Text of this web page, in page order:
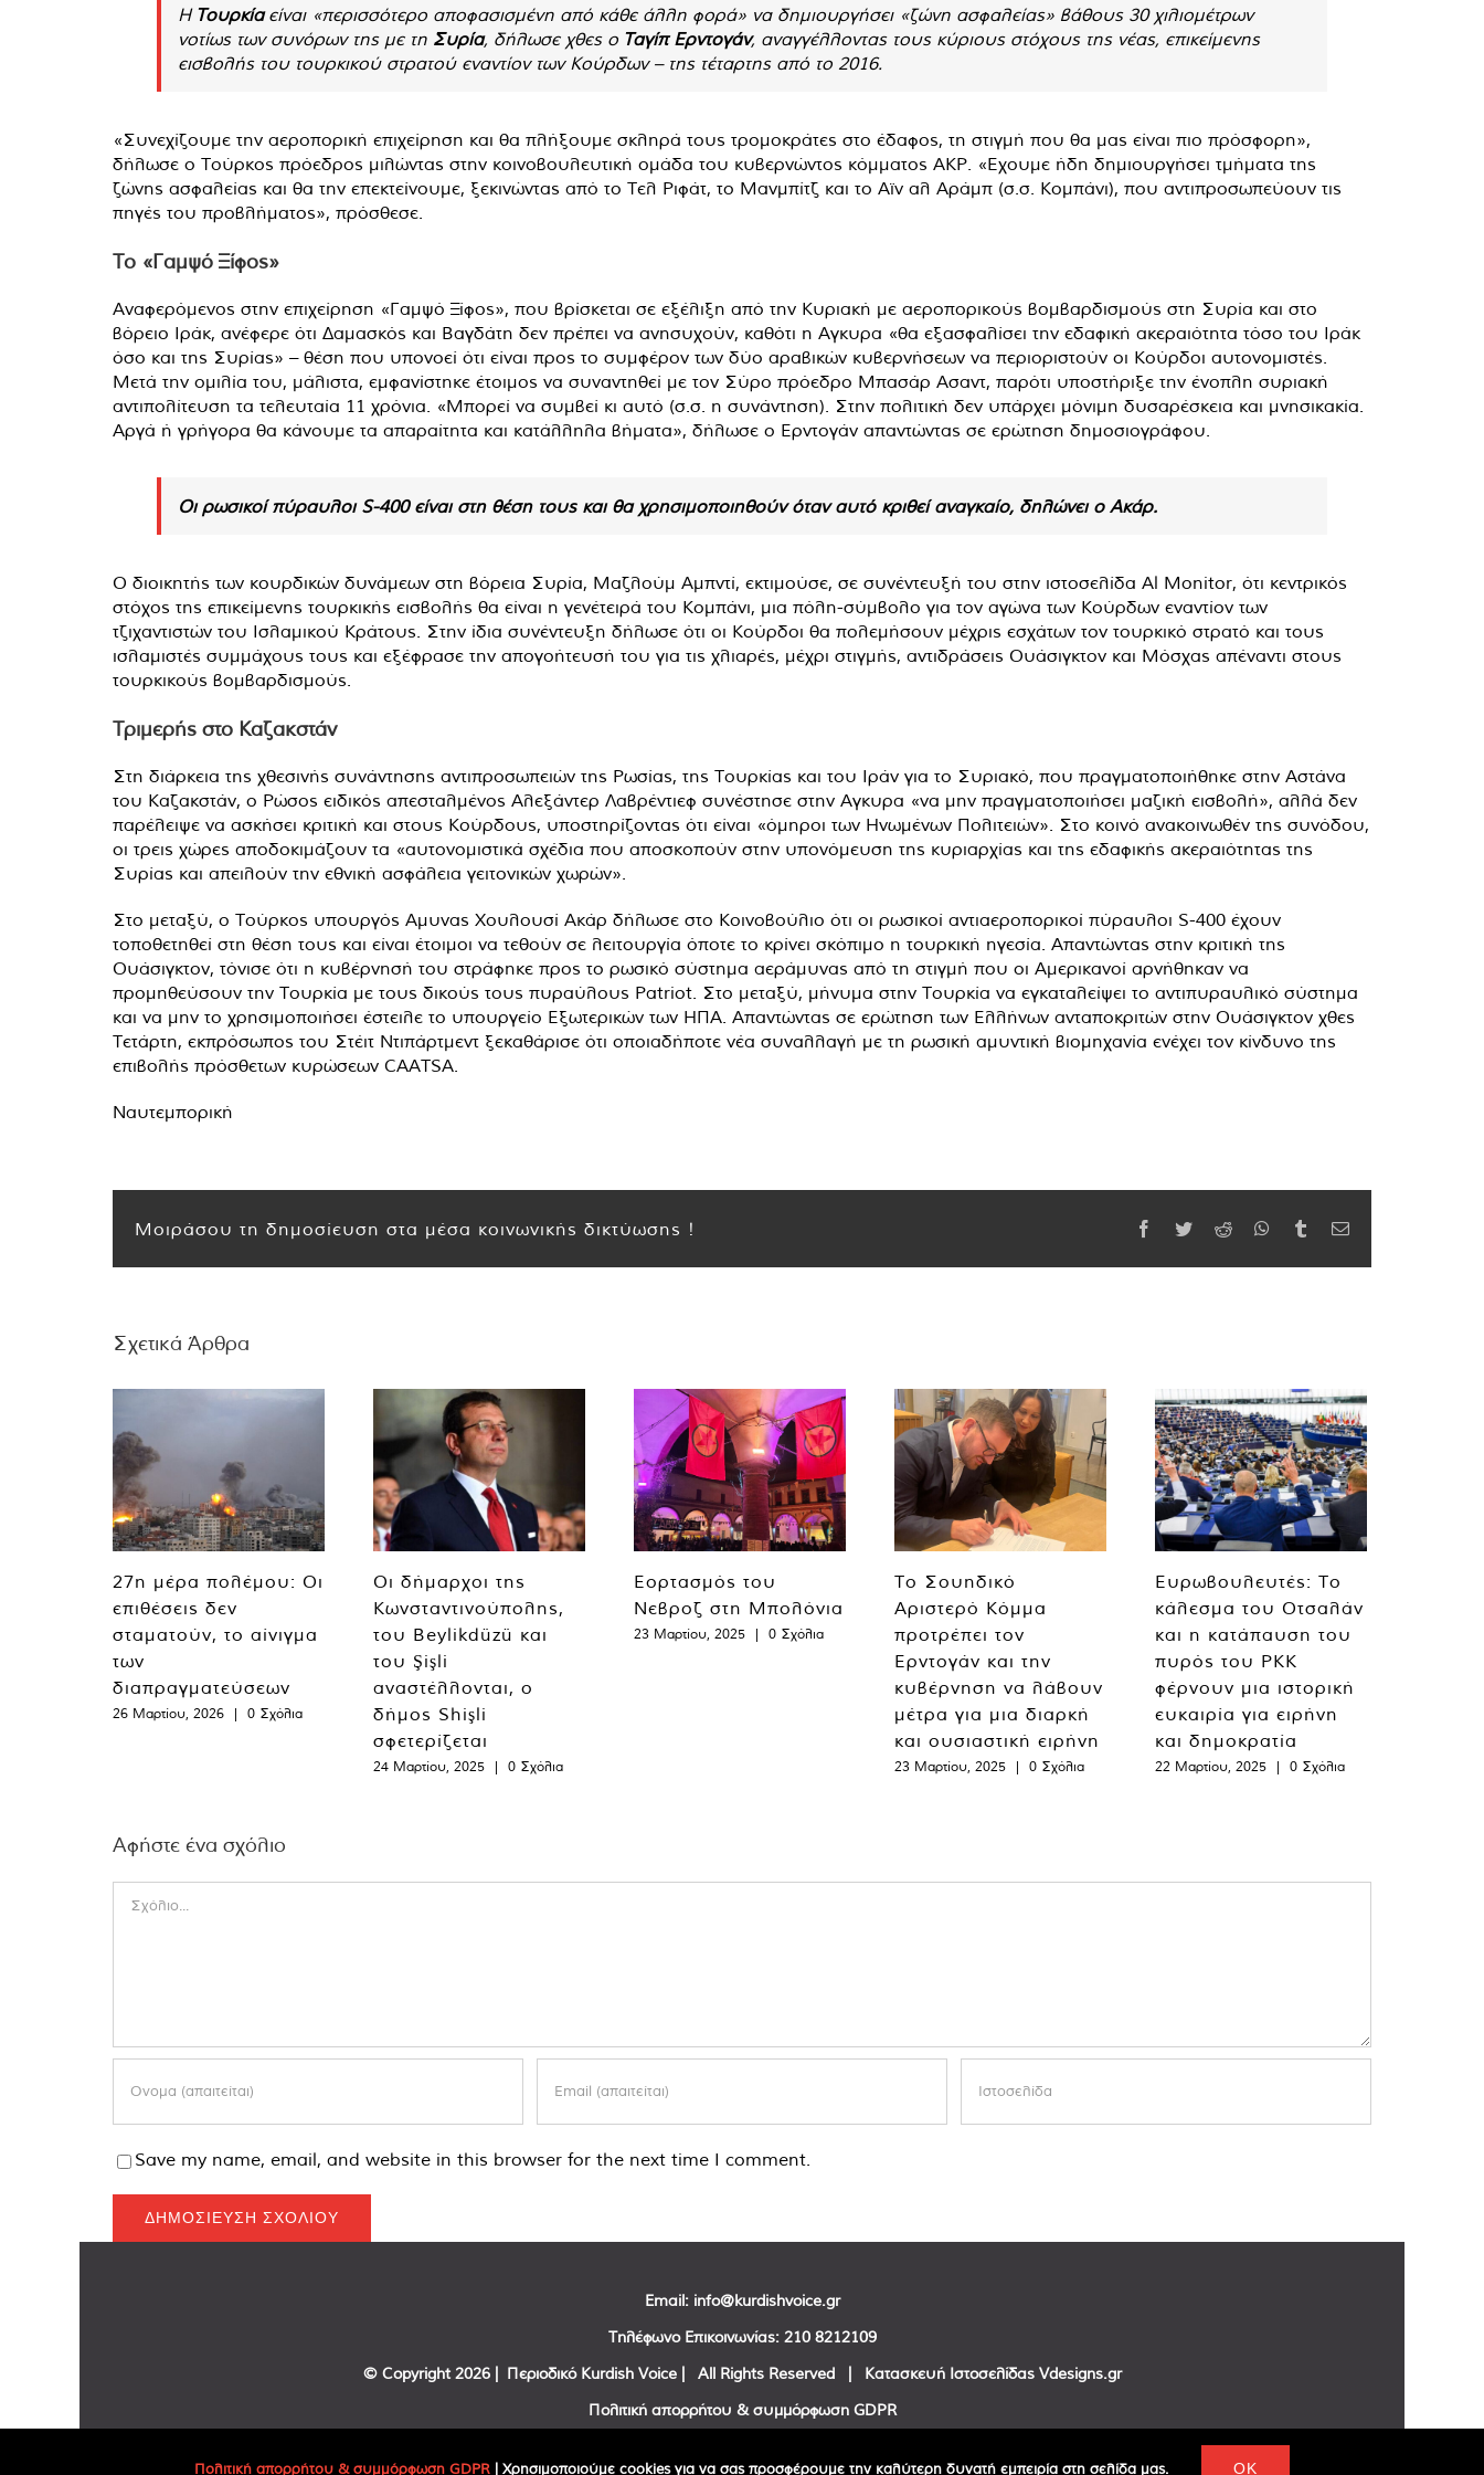
Η Τουρκίαείναι «περισσότερο αποφασισμένη από κάθε άλλη φορά» να δημιουργήσει «ζώνη ασφαλείας» βάθους 30 χιλιομέτρων
νοτίως των συνόρων της με τη Συρία, δήλωσε χθες ο Ταγίπ Ερντογάν, αναγγέλλοντας τους κύριους στόχους της νέας, επικείμενης
εισβολής του τουρκικού στρατού εναντίον των Κούρδων – της τέταρτης από το 2016.
«Συνεχίζουμε την αεροπορική επιχείρηση και θα πλήξουμε σκληρά τους τρομοκράτες στο έδαφος, τη στιγμή που θα μας είναι πιο πρόσφορη»,
δήλωσε ο Τούρκος πρόεδρος μιλώντας στην κοινοβουλευτική ομάδα του κυβερνώντος κόμματος ΑΚΡ. «Εχουμε ήδη δημιουργήσει τμήματα της
ζώνης ασφαλείας και θα την επεκτείνουμε, ξεκινώντας από το Τελ Ριφάτ, το Μανμπίτζ και το Αϊν αλ Αράμπ (σ.σ. Κομπάνι), που αντιπροσωπεύουν τις
πηγές του προβλήματος», πρόσθεσε.
Το «Γαμψό Ξίφος»
Αναφερόμενος στην επιχείρηση «Γαμψό Ξίφος», που βρίσκεται σε εξέλιξη από την Κυριακή με αεροπορικούς βομβαρδισμούς στη Συρία και στο
βόρειο Ιράκ, ανέφερε ότι Δαμασκός και Βαγδάτη δεν πρέπει να ανησυχούν, καθότι η Αγκυρα «θα εξασφαλίσει την εδαφική ακεραιότητα τόσο του Ιράκ
όσο και της Συρίας» – θέση που υπονοεί ότι είναι προς το συμφέρον των δύο αραβικών κυβερνήσεων να περιοριστούν οι Κούρδοι αυτονομιστές.
Μετά την ομιλία του, μάλιστα, εμφανίστηκε έτοιμος να συναντηθεί με τον Σύρο πρόεδρο Μπασάρ Ασαντ, παρότι υποστήριξε την ένοπλη συριακή
αντιπολίτευση τα τελευταία 11 χρόνια. «Μπορεί να συμβεί κι αυτό (σ.σ. η συνάντηση). Στην πολιτική δεν υπάρχει μόνιμη δυσαρέσκεια και μνησικακία.
Αργά ή γρήγορα θα κάνουμε τα απαραίτητα και κατάλληλα βήματα», δήλωσε ο Ερντογάν απαντώντας σε ερώτηση δημοσιογράφου.
Οι ρωσικοί πύραυλοι S-400 είναι στη θέση τους και θα χρησιμοποιηθούν όταν αυτό κριθεί αναγκαίο, δηλώνει ο Ακάρ.
Ο διοικητής των κουρδικών δυνάμεων στη βόρεια Συρία, Μαζλούμ Αμπντί, εκτιμούσε, σε συνέντευξή του στην ιστοσελίδα Al Monitor, ότι κεντρικός
στόχος της επικείμενης τουρκικής εισβολής θα είναι η γενέτειρά του Κομπάνι, μια πόλη-σύμβολο για τον αγώνα των Κούρδων εναντίον των
τζιχαντιστών του Ισλαμικού Κράτους. Στην ίδια συνέντευξη δήλωσε ότι οι Κούρδοι θα πολεμήσουν μέχρις εσχάτων τον τουρκικό στρατό και τους
ισλαμιστές συμμάχους τους και εξέφρασε την απογοήτευσή του για τις χλιαρές, μέχρι στιγμής, αντιδράσεις Ουάσιγκτον και Μόσχας απέναντι στους
τουρκικούς βομβαρδισμούς.
Τριμερής στο Καζακστάν
Στη διάρκεια της χθεσινής συνάντησης αντιπροσωπειών της Ρωσίας, της Τουρκίας και του Ιράν για το Συριακό, που πραγματοποιήθηκε στην Αστάνα
του Καζακστάν, ο Ρώσος ειδικός απεσταλμένος Αλεξάντερ Λαβρέντιεφ συνέστησε στην Αγκυρα «να μην πραγματοποιήσει μαζική εισβολή», αλλά δεν
παρέλειψε να ασκήσει κριτική και στους Κούρδους, υποστηρίζοντας ότι είναι «όμηροι των Ηνωμένων Πολιτειών». Στο κοινό ανακοινωθέν της συνόδου,
οι τρεις χώρες αποδοκιμάζουν τα «αυτονομιστικά σχέδια που αποσκοπούν στην υπονόμευση της κυριαρχίας και της εδαφικής ακεραιότητας της
Συρίας και απειλούν την εθνική ασφάλεια γειτονικών χωρών».
Στο μεταξύ, ο Τούρκος υπουργός Αμυνας Χουλουσί Ακάρ δήλωσε στο Κοινοβούλιο ότι οι ρωσικοί αντιαεροπορικοί πύραυλοι S-400 έχουν
τοποθετηθεί στη θέση τους και είναι έτοιμοι να τεθούν σε λειτουργία όποτε το κρίνει σκόπιμο η τουρκική ηγεσία. Απαντώντας στην κριτική της
Ουάσιγκτον, τόνισε ότι η κυβέρνησή του στράφηκε προς το ρωσικό σύστημα αεράμυνας από τη στιγμή που οι Αμερικανοί αρνήθηκαν να
προμηθεύσουν την Τουρκία με τους δικούς τους πυραύλους Patriot. Στο μεταξύ, μήνυμα στην Τουρκία να εγκαταλείψει το αντιπυραυλικό σύστημα
και να μην το χρησιμοποιήσει έστειλε το υπουργείο Εξωτερικών των ΗΠΑ. Απαντώντας σε ερώτηση των Ελλήνων ανταποκριτών στην Ουάσιγκτον χθες
Τετάρτη, εκπρόσωπος του Στέιτ Ντιπάρτμεντ ξεκαθάρισε ότι οποιαδήποτε νέα συναλλαγή με τη ρωσική αμυντική βιομηχανία ενέχει τον κίνδυνο της
επιβολής πρόσθετων κυρώσεων CAATSA.
Ναυτεμπορική
Μοιράσου τη δημοσίευση στα μέσα κοινωνικής δικτύωσης ! Facebook
TwitterReddit WhatsApp
TumblrEmail
Σχετικά Άρθρα
27η μέρα πολέμου: Οι
επιθέσεις δεν
σταματούν, το αίνιγμα
των
διαπραγματεύσεων
26 Μαρτίου, 2026 | 0 Σχόλια
Οι δήμαρχοι της
Κωνσταντινούπολης,
του Beylikdüzü και
του Şişli
αναστέλλονται, ο
δήμος Shişli
σφετερίζεται
24 Μαρτίου, 2025 | 0 Σχόλια
Εορτασμός του
Νεβροζ στη Μπολόνια
23 Μαρτίου, 2025 | 0 Σχόλια
Το Σουηδικό
Αριστερό Κόμμα
προτρέπει τον
Ερντογάν και την
κυβέρνηση να λάβουν
μέτρα για μια διαρκή
και ουσιαστική ειρήνη
23 Μαρτίου, 2025 | 0 Σχόλια
Ευρωβουλευτές: Το
κάλεσμα του Οτσαλάν
και η κατάπαυση του
πυρός του PKK
φέρνουν μια ιστορική
ευκαιρία για ειρήνη
και δημοκρατία
22 Μαρτίου, 2025 | 0 Σχόλια
Αφήστε ένα σχόλιο
Save my name, email, and website in this browser for the next time I comment.
Email: info@kurdishvoice.gr
Τηλέφωνο Επικοινωνίας: 210 8212109
© Copyright 2026 | Περιοδικό Kurdish Voice | All Rights Reserved | Κατασκευή Ιστοσελίδας Vdesigns.gr
Πολιτική απορρήτου & συμμόρφωση GDPR
Πολιτική απορρήτου & συμμόρφωση GDPR | Χρησιμοποιούμε cookies για να σας προσφέρουμε την καλύτερη δυνατή εμπειρία στη σελίδα μας. OK